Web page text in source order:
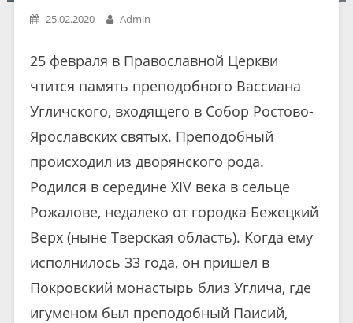
25.02.2020 Admin
25 февраля в Православной Церкви
чтится память преподобного Вассиана
Угличского, входящего в Собор Ростово-
Ярославских святых. Преподобный
происходил из дворянского рода.
Родился в середине XIV века в сельце
Рожалове, недалеко от городка Бежецкий
Верх (ныне Тверская область). Когда ему
исполнилось 33 года, он пришел в
Покровский монастырь близ Углича, где
игуменом был преподобный Паисий,